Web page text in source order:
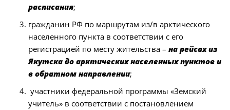
расписания;
гражданин РФ по маршрутам из/в арктического
населенного пункта в соответствии с его
регистрацией по месту жительства – на рейсах из
Якутска до арктических населенных пунктов и
в обратном направлении;
участники федеральной программы «Земский
учитель» в соответствии с постановлением